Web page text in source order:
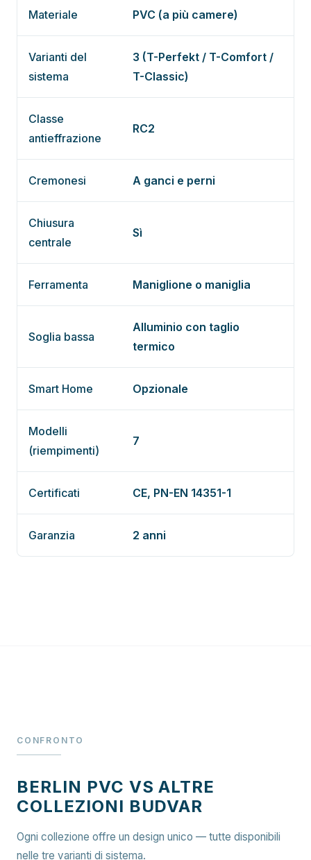
Materiale PVC (a più camere)
Varianti del
sistema
3 (T-Perfekt / T-Comfort /
T-Classic)
Classe
antieffrazione
RC2
Cremonesi A ganci e perni
Chiusura
centrale
Sì
Ferramenta Maniglione o maniglia
Soglia bassa
Alluminio con taglio
termico
Smart Home Opzionale
Modelli
(riempimenti)
7
Certificati CE, PN-EN 14351-1
Garanzia 2 anni
CONFRONTO
BERLIN PVC VS ALTRE
COLLEZIONI BUDVAR
Ogni collezione offre un design unico — tutte disponibili
nelle tre varianti di sistema.